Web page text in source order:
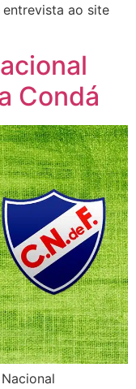
ao site
Condá